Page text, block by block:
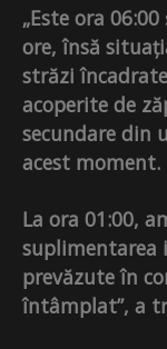
„Este ora
ore, însă
străzi
acoperite de
secundare din
acest moment.
La ora 01:00,
suplimentarea
prevăzute în
întâmplat”, a